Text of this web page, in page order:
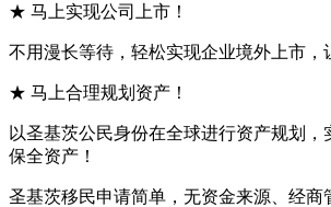
★ 马上实现公司上市！
不用漫长等待，轻松实现企业境外上市，
★ 马上合理规划资产！
以圣基茨公民身份在全球进行资产规划，
保全资产！
圣基茨移民申请简单，无资金来源、经商